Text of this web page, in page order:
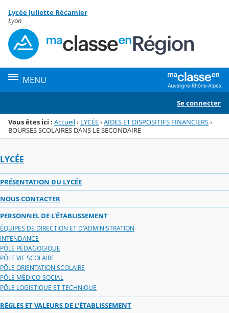
Menu de la rubrique
Contenu
Lycée Juliette Récamier
Lyon
MENU
Se connecter
Vous êtes ici : Accueil› LYCÉE›AIDES ET DISPOSITIFS FINANCIERS›
BOURSES SCOLAIRES DANS LE SECONDAIRE
LYCÉE
PRÉSENTATION DU LYCÉE
NOUS CONTACTER
PERSONNEL DE L'ÉTABLISSEMENT
ÉQUIPES DE DIRECTION ET D'ADMINISTRATION
INTENDANCE
PÔLE PÉDAGOGIQUE
PÔLE VIE SCOLAIRE
PÔLE ORIENTATION SCOLAIRE
PÔLE MÉDICO-SOCIAL
PÔLE LOGISTIQUE ET TECHNIQUE
RÈGLES ET VALEURS DE L'ÉTABLISSEMENT